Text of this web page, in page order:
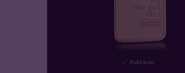
Raktáron